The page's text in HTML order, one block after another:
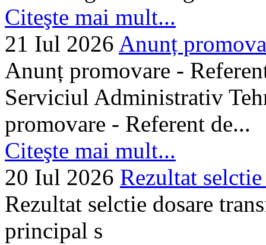
Citeşte mai mult...
21 Iul 2026 Anunț
Anunț promovare -
Serviciul Administrativ
promovare - Referent de...
Citeşte mai mult...
20 Iul 2026 Rezultat
Rezultat selctie dosare
principal s